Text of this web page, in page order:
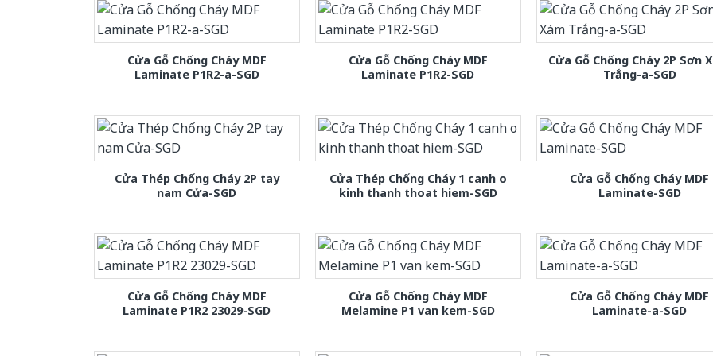
Cửa Gỗ Chống Cháy MDF
Laminate P1R2-a-SGD
Cửa Gỗ Chống Cháy MDF
Laminate P1R2-SGD
Cửa Gỗ Chống Cháy 2P Sơn
Trắng-a-SGD
Cửa Thép Chống Cháy 2P tay
nam Cửa-SGD
Cửa Thép Chống Cháy 1 canh o
kinh thanh thoat hiem-SGD
Cửa Gỗ Chống Cháy MDF
Laminate-SGD
Cửa Gỗ Chống Cháy MDF
Laminate P1R2 23029-SGD
Cửa Gỗ Chống Cháy MDF
Melamine P1 van kem-SGD
Cửa Gỗ Chống Cháy MDF
Laminate-a-SGD